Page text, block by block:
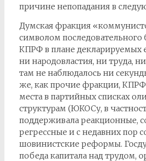
причине непопадания в
Думская фракция
символом последовательного
КПРФ в плане декларируемых
ни народовластия, ни труда,
там не наблюдалось ни
же, как прочие фракции, КПРФ
места в партийных списках
структурам (ЮКОСу, в
поддерживала реакционные,
регрессные и с недавних пор
шовинистские реформы.
победа капитала над трудом,